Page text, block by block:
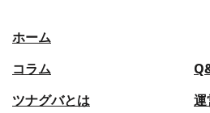
ホーム
コラム
ツナグバとは
運